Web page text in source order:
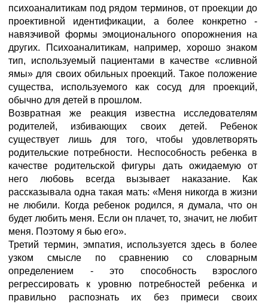
психоаналитикам под рядом терминов, от проекции до
проективной идентификации, а более конкретно -
навязчивой формы эмоционального опорожнения на
других. Психоаналитикам, например, хорошо знаком
тип, используемый пациентами в качестве «сливной
ямы» для своих обильных проекций. Такое положение
существа, используемого как сосуд для проекций,
обычно для детей в прошлом.
Возвратная же реакция известна исследователям
родителей, избивающих своих детей. Ребенок
существует лишь для того, чтобы удовлетворять
родительские потребности. Неспособность ребенка в
качестве родительской фигуры дать ожидаемую от
него любовь всегда вызывает наказание. Как
рассказывала одна такая мать: «Меня никогда в жизни
не любили. Когда ребенок родился, я думала, что он
будет любить меня. Если он плачет, то, значит, не любит
меня. Поэтому я бью его».
Третий термин, эмпатия, используется здесь в более
узком смысле по сравнению со словарным
определением - это способность взрослого
регрессировать к уровню потребностей ребенка и
правильно распознать их без примеси своих